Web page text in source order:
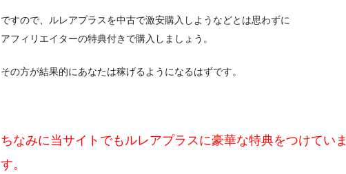
ですので、ルレアプラスを中古で激安購入しようなどとは思わずに
アフィリエイターの特典付きで購入しましょう。
その方が結果的にあなたは稼げるようになるはずです。
ちなみに当サイトでもルレアプラスに豪華な特典をつけていま
す。